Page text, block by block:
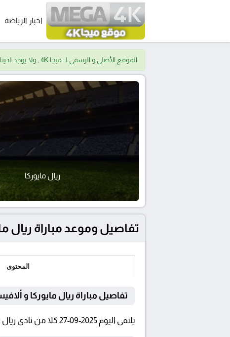
اخبار الرياضة
الموقع الأصلي و الرسمي لــ ميجا 4K , ولا يوجد لدينا موقع اخر.
ريال مايوركا
تفاصيل وموعد مباراة ريال مايوركا و ألافيس
المحتوى
تفاصيل مباراة ريال مايوركا و
يلتقى اليوم 2025-09-27 كلا من نادى ريال مايوركا و ألافيس فى بطولة الدوري الإسباني فى تمام الساعة 19:30 بتوقيت القاهرة و 19:30.